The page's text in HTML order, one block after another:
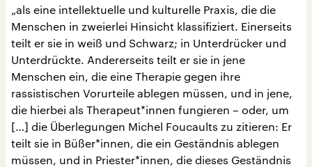
„als eine intellektuelle und kulturelle Praxis, die die
Menschen in zweierlei Hinsicht klassifiziert. Einerseits
teilt er sie in weiß und Schwarz; in Unterdrücker und
Unterdrückte. Andererseits teilt er sie in jene
Menschen ein, die eine Therapie gegen ihre
rassistischen Vorurteile ablegen müssen, und in jene,
die hierbei als Therapeut*innen fungieren – oder, um
[…] die Überlegungen Michel Foucaults zu zitieren: Er
teilt sie in Büßer*innen, die ein Geständnis ablegen
müssen, und in Priester*innen, die dieses Geständnis